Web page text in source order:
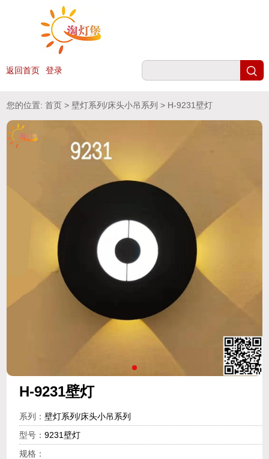
返回首页 登录
您的位置:首页 >壁灯系列/床头小吊系列 > H-9231壁灯
H-9231壁灯
系列： 壁灯系列/床头小吊系列
型号： 9231壁灯
规格：